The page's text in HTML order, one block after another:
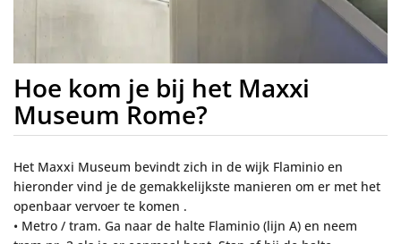
Hoe kom je bij het Maxxi
Museum Rome?
Het Maxxi Museum bevindt zich in de wijk Flaminio en
hieronder vind je de gemakkelijkste manieren om er met het
openbaar vervoer te komen .
• Metro / tram. Ga naar de halte Flaminio (lijn A) en neem